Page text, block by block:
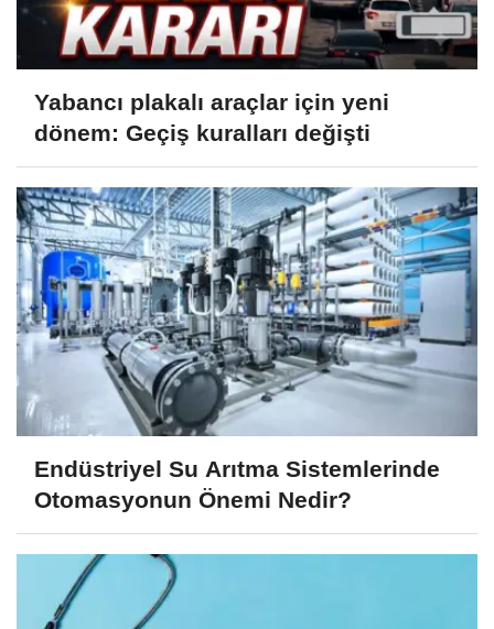
Yabancı plakalı araçlar için yeni
dönem: Geçiş kuralları değişti
Endüstriyel Su Arıtma Sistemlerinde
Otomasyonun Önemi Nedir?